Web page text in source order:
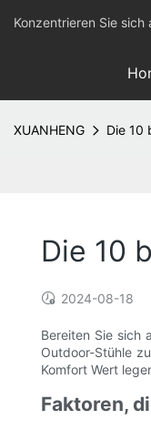
Konzentrieren Sie
XUANHENG Die 10
Die 10
2024-08-18
Bereiten Sie sich
Outdoor-Stühle
Komfort Wert
Faktoren,